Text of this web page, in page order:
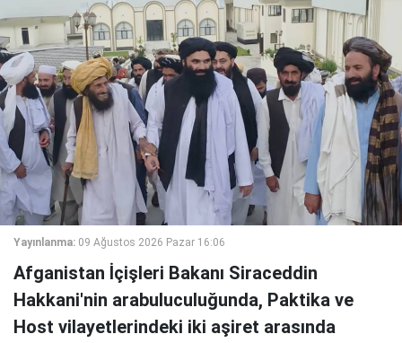
Yayınlanma: 09 Ağustos 2026 Pazar 16:06
Afganistan İçişleri Bakanı Siraceddin
Hakkani'nin arabuluculuğunda, Paktika ve
Host vilayetlerindeki iki aşiret arasında